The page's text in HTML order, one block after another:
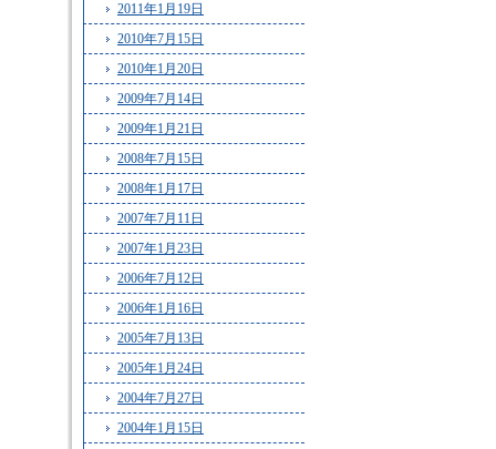
2011年1月19日
2010年7月15日
2010年1月20日
2009年7月14日
2009年1月21日
2008年7月15日
2008年1月17日
2007年7月11日
2007年1月23日
2006年7月12日
2006年1月16日
2005年7月13日
2005年1月24日
2004年7月27日
2004年1月15日